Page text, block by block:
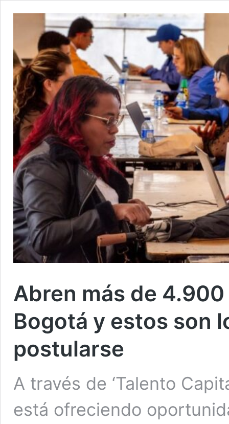
Abren más de
Bogotá y estos son
postularse
A través de ‘Talento
está ofreciendo